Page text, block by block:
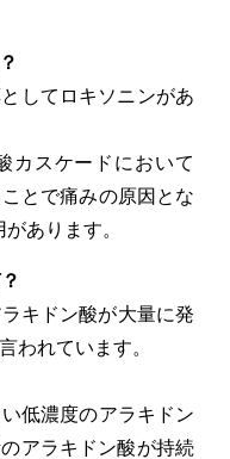
してロキソニンがあ
カスケードにおいて
とで痛みの原因とな
あります。
キドン酸が大量に発
われています。
低濃度のアラキドン
アラキドン酸が持続